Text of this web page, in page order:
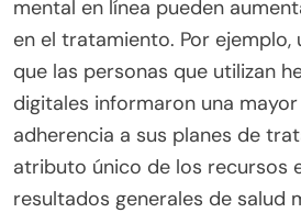
mental en línea pueden
en el tratamiento. Por ejemplo,
que las personas que utilizan
digitales informaron una
adherencia a sus planes de
atributo único de los recursos
resultados generales de salud